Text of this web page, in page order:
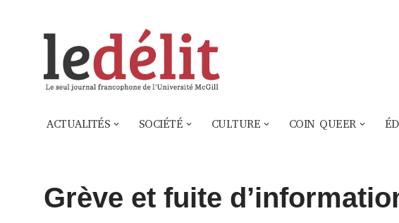
ACTUALITÉS SOCIÉTÉ CULTURE COIN QUEER
Grève et fuite